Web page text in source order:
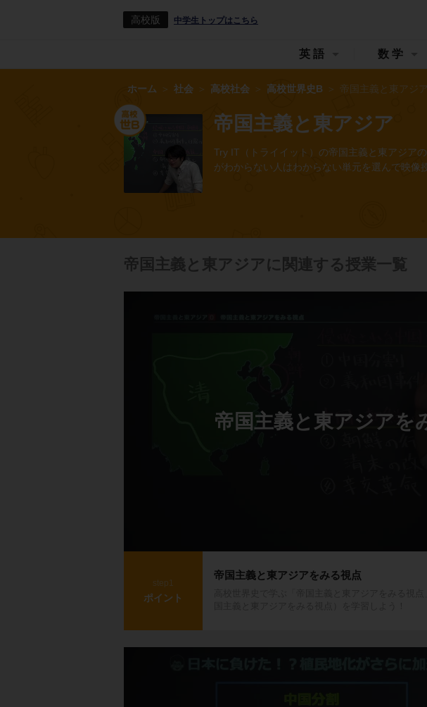
高校版 中学生トップはこちら
英語 数学
ホーム 社会 高校社会 高校世界史B 帝国主義と東アジア
帝国主義と東アジア
Try IT（トライイット）の帝国主義と東アジア
がわからない人はわからない単元を選んで映像
帝国主義と東アジアに関連する授業一覧
帝国主義と東アジアを
step1
ポイント
帝国主義と東アジアをみる視点